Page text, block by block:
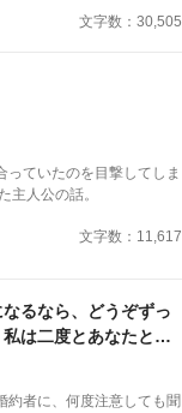
け散ってしまいました。初
った時、妹が死んでしま
に私の心は耐えられませ
文字数：30,505
っていたのを目撃してしま
主人公の話。
文字数：11,617
るなら、どうぞずっ
は二度とあなたとは
者に、何度注意しても聞